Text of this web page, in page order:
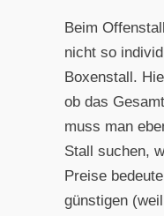
Beim
nicht so
Boxenstall.
ob das
muss man
Stall suchen,
Preise
günstigen